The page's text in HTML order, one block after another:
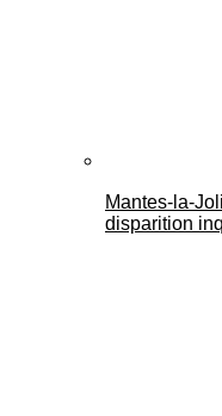
Mantes-la-
disparition